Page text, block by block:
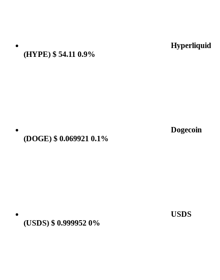
Hyperliquid
(HYPE) $ 54.11 0.9%
Dogecoin
(DOGE) $ 0.069921 0.1%
USDS
(USDS) $ 0.999952 0%